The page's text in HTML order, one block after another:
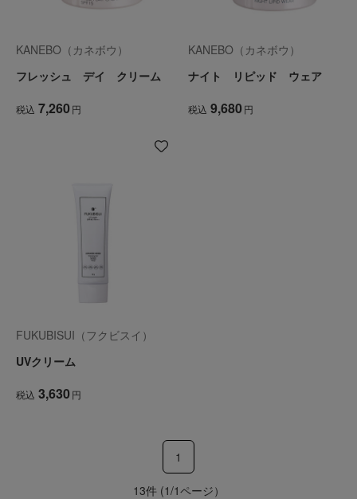
KANEBO（カネボウ）
フレッシュ デイ クリーム
税込 7,260円
KANEBO（カネボウ）
ナイト リピッド ウェア
税込 9,680円
FUKUBISUI（フクビスイ）
UVクリーム
税込 3,630円
1
13件 (1/1ページ）